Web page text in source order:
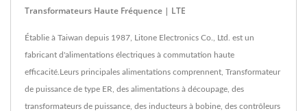
Transformateurs Haute Fréquence | LTE
Établie à Taiwan depuis 1987, Litone Electronics Co., Ltd. est un
fabricant d'alimentations électriques à commutation haute
efficacité.Leurs principales alimentations comprennent, Transformateur
de puissance de type ER, des alimentations à découpage, des
transformateurs de puissance, des inducteurs à bobine, des contrôleurs